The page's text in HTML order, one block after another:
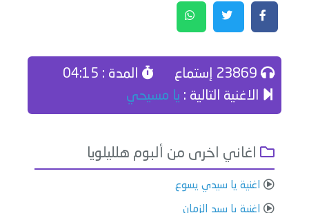
المدة : 04:15
الاغنية التالية : يا مسيحي
اغاني اخرى من ألبوم هلليلويا
اغنية يا سيدي يسوع
اغنية يا سيد الزمان